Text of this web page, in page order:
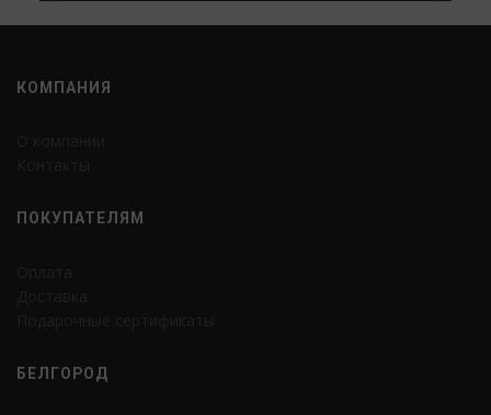
КОМПАНИЯ
ПОКУПАТЕЛЯМ
БЕЛГОРОД